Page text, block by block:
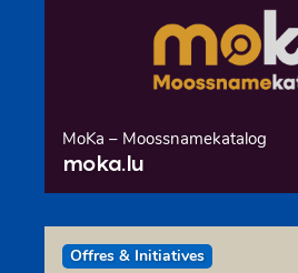
MoKa – Moossnamekatalog
moka.lu
Offres & Initiatives